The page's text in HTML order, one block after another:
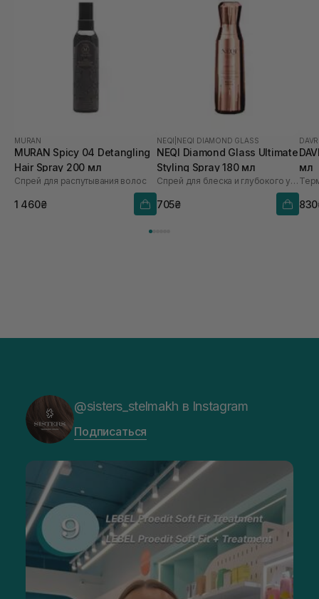
MURAN
MURAN Spicy 04 Detangling
Hair Spray 200 мл
Спрей для распутывания волос
1 460₴
NEQI NEQI DIAMOND GLASS
NEQI Diamond Glass Ultimate
Styling Spray 180 мл
Спрей для блеска и глубокого увлажнения с термозащитой
705₴
мл
@sisters_stelmakh в Instagram
Подписаться